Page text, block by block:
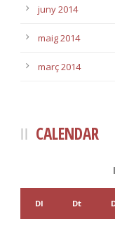
juny 2014
maig 2014
març 2014
CALENDAR
Dl Dt